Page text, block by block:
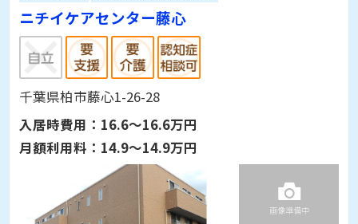
ニチイケアセンター藤心
千葉県柏市藤心1-26-28
入居時費用： 16.6～16.6万円
月額利用料： 14.9～14.9万円